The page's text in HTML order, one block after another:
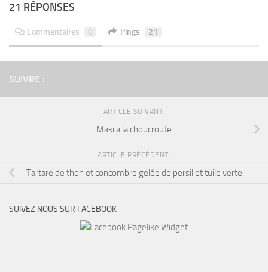
21 RÉPONSES
Commentaires 0 Pings 21
SUIVRE :
ARTICLE SUIVANT
Maki a la choucroute
ARTICLE PRÉCÉDENT
Tartare de thon et concombre gelée de persil et tuile verte
SUIVEZ NOUS SUR FACEBOOK